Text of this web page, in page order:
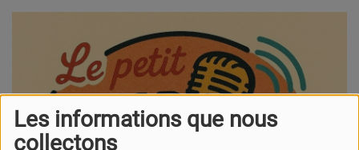
Les informations que nous
collectons